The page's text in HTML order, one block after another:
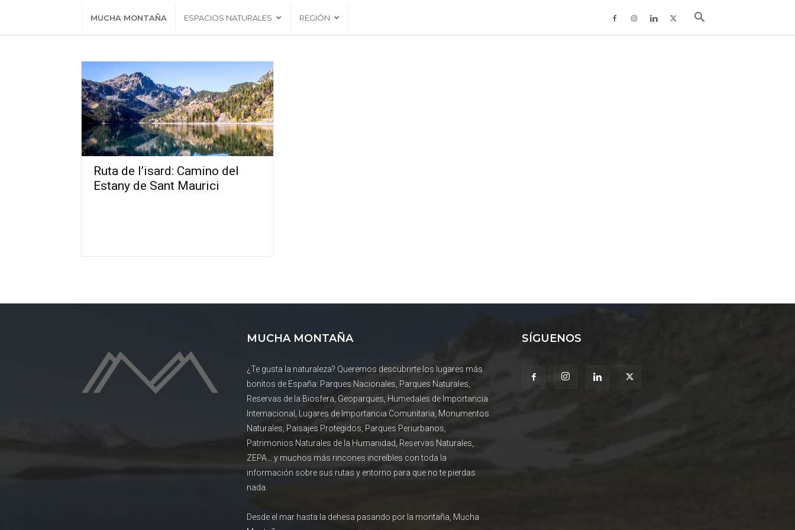
MUCHA MONTAÑA ESPACIOS NATURALES REGIÓN
Ruta de l’isard: Camino del
Estany de Sant Maurici
MUCHA MONTAÑA
¿Te gusta la naturaleza? Queremos descubrirte los lugares más
bonitos de España: Parques Nacionales, Parques Naturales,
Reservas de la Biosfera, Geoparques, Humedales de Importancia
Internacional, Lugares de Importancia Comunitaria, Monumentos
Naturales, Paisajes Protegidos, Parques Periurbanos,
Patrimonios Naturales de la Humanidad, Reservas Naturales,
ZEPA... y muchos más rincones increíbles con toda la
información sobre sus rutas y entorno para que no te pierdas
nada.
Desde el mar hasta la dehesa pasando por la montaña, Mucha
SÍGUENOS